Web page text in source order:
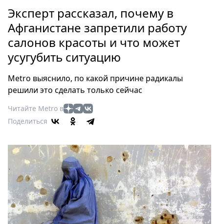
Россия
Мир
Здоровье
Еда
Мода
Театр
Кино
Афиша
Выставки
Пресс-
релизы
О
Metro
Стримы
Эксперт рассказал, почему в
Афганистане запретили работу
салонов красоты и что может
усугубить ситуацию
Metro выяснило, по какой причине радикалы
решили это сделать только сейчас
Читайте Metro в
Поделиться